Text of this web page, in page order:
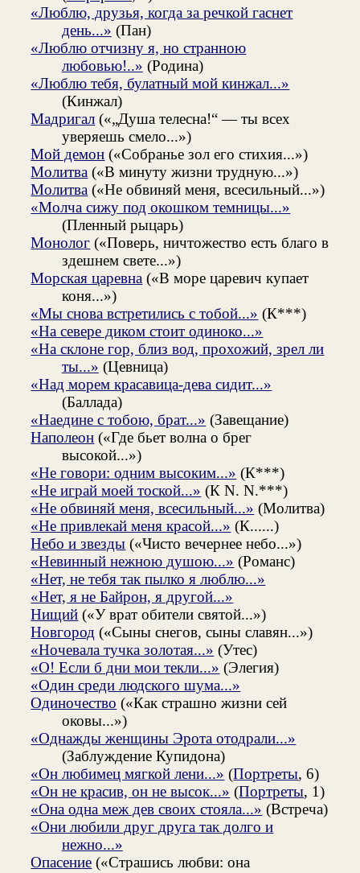
«Люблю, друзья, когда за речкой гаснет
день...» (Пан)
«Люблю отчизну я, но странною
любовью!..» (Родина)
«Люблю тебя, булатный мой кинжал...»
(Кинжал)
Мадригал («„Душа телесна!“ — ты всех
уверяешь смело...»)
Мой демон («Собранье зол его стихия...»)
Молитва («В минуту жизни трудную...»)
Молитва («Не обвиняй меня, всесильный...»)
«Молча сижу под окошком темницы...»
(Пленный рыцарь)
Монолог («Поверь, ничтожество есть благо в
здешнем свете...»)
Морская царевна («В море царевич купает
коня...»)
«Мы снова встретились с тобой...» (К***)
«На севере диком стоит одиноко...»
«На склоне гор, близ вод, прохожий, зрел ли
ты...» (Цевница)
«Над морем красавица-дева сидит...»
(Баллада)
«Наедине с тобою, брат...» (Завещание)
Наполеон («Где бьет волна о брег
высокой...»)
«Не говори: одним высоким...» (К***)
«Не играй моей тоской...» (К N. N.***)
«Не обвиняй меня, всесильный...» (Молитва)
«Не привлекай меня красой...» (К......)
Небо и звезды («Чисто вечернее небо...»)
«Невинный нежною душою...» (Романс)
«Нет, не тебя так пылко я люблю...»
«Нет, я не Байрон, я другой...»
Нищий («У врат обители святой...»)
Новгород («Сыны снегов, сыны славян...»)
«Ночевала тучка золотая...» (Утес)
«О! Если б дни мои текли...» (Элегия)
«Один среди людского шума...»
Одиночество («Как страшно жизни сей
оковы...»)
«Однажды женщины Эрота отодрали...»
(Заблуждение Купидона)
«Он любимец мягкой лени...» (Портреты, 6)
«Он не красив, он не высок...» (Портреты, 1)
«Она одна меж дев своих стояла...» (Встреча)
«Они любили друг друга так долго и
нежно...»
Опасение («Страшись любви: она